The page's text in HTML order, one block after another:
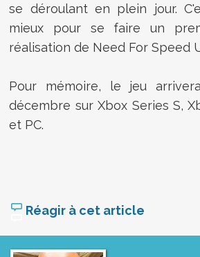
se déroulant en plein jour.
mieux pour se faire un
réalisation de Need For Speed
Pour mémoire, le jeu
décembre sur Xbox Series S,
et PC.
Réagir à cet article